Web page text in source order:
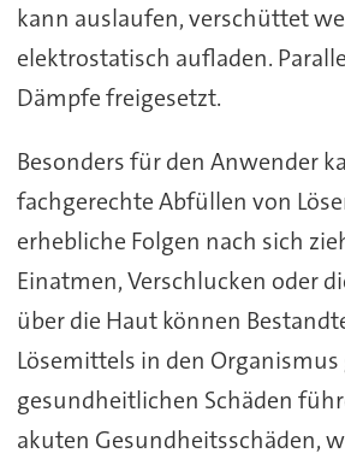
kann auslaufen, verschüttet
elektrostatisch aufladen.
Dämpfe freigesetzt.
Besonders für den Anwender
fachgerechte Abfüllen von
erhebliche Folgen nach sich
Einatmen, Verschlucken oder
über die Haut können
Lösemittels in den
gesundheitlichen Schäden
akuten Gesundheitsschäden,